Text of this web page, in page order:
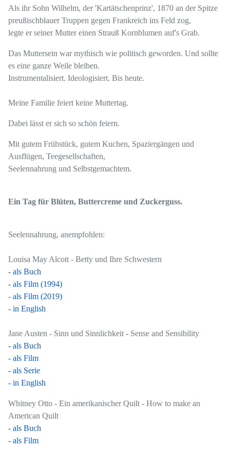
Als ihr Sohn Wilhelm, der 'Kartätschenprinz', 1870 an der Spitze
preußischblauer Truppen gegen Frankreich ins Feld zog,
legte er seiner Mutter einen Strauß Kornblumen auf's Grab.
Das Muttersein war mythisch wie politisch geworden. Und sollte
es eine ganze Weile bleiben.
Instrumentalisiert. Ideologisiert. Bis heute.
Meine Familie feiert keine Muttertag.
Dabei lässt er sich so schön feiern.
Mit gutem Frühstück, gutem Kuchen, Spaziergängen und
Ausflügen, Teegesellschaften,
Seelennahrung und Selbstgemachtem.
Ein Tag für Blüten, Buttercreme und Zuckerguss.
Seelennahrung, anempfohlen:
Louisa May Alcott - Betty und Ihre Schwestern
- als Buch
- als Film (1994)
- als Film (2019)
- in English
Jane Austen - Sinn und Sinnlichkeit - Sense and Sensibility
- als Buch
- als Film
- als Serie
- in English
Whitney Otto - Ein amerikanischer Quilt - How to make an
American Quilt
- als Buch
- als Film